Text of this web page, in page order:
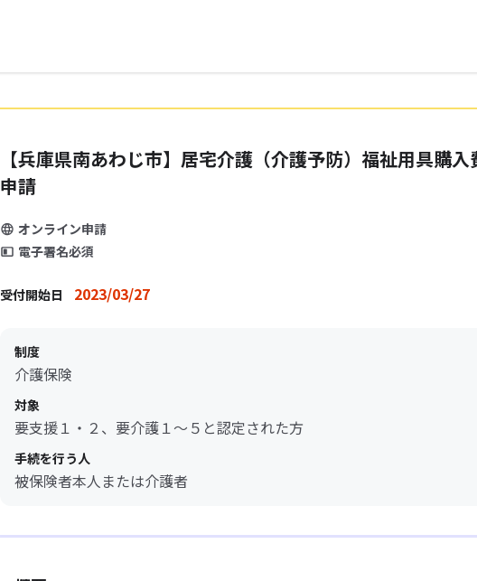
【兵庫県南あわじ市】居宅介護（介護予防）福祉用具購
申請
オンライン申請
電子署名必須
受付開始日 2023/03/27
制度
介護保険
対象
要支援１・２、要介護１～５と認定された方
手続を行う人
被保険者本人または介護者